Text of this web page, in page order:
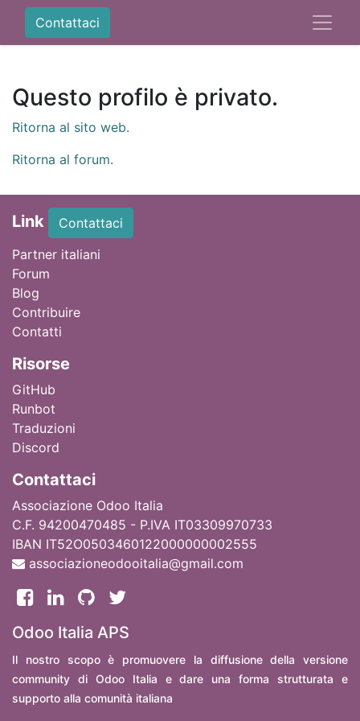
Contattaci
Questo profilo è privato.
Ritorna al sito web.
Ritorna al forum.
Link
Contattaci
Partner italiani
Forum
Blog
Contribuire
Contatti
Risorse
GitHub
Runbot
Traduzioni
Discord
Contattaci
Associazione Odoo Italia
C.F. 94200470485 - P.IVA IT03309970733
IBAN IT52O0503460122000000002555
associazioneodooitalia@gmail.com
Odoo Italia APS
Il nostro scopo è promuovere la diffusione della versione
community di Odoo Italia e dare una forma strutturata e
supporto alla comunità italiana